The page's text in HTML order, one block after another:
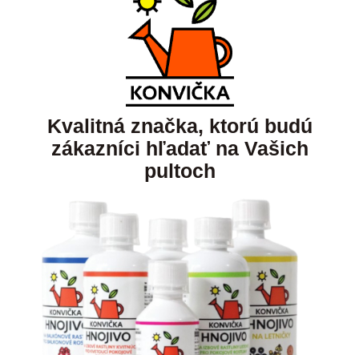
Kvalitná značka, ktorú budú
zákazníci hľadať na Vašich
pultoch